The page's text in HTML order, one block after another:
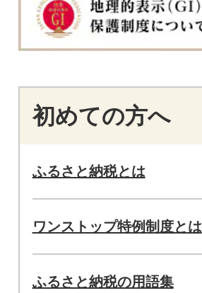
初めての方へ
ふるさと納税とは
ワンストップ特例制度とは
ふるさと納税の用語集